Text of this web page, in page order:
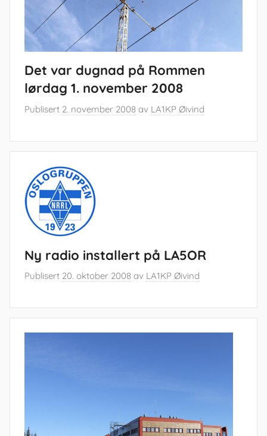
Det var dugnad på Rommen
lørdag 1. november 2008
Publisert 2. november 2008 av LA1KP Øivind
Ny radio installert på LA5OR
Publisert 20. oktober 2008 av LA1KP Øivind